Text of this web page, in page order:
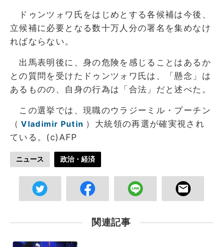
ドゥンツォワ氏をはじめとする各候補は今後、
立候補に必要となる数十万人分の署名を集めなけ
ればならない。
出馬表明後に、身の危険を感じることはあるか
との質問を受けたドゥンツォワ氏は、「懸念」は
あるものの、自身の行為は「合法」だと述べた。
この選挙では、現職のウラジーミル・プーチン
（ Vladimir Putin ）大統領の再選が確実視され
ている。(c)AFP
ニュース 政治・経済
関連記事